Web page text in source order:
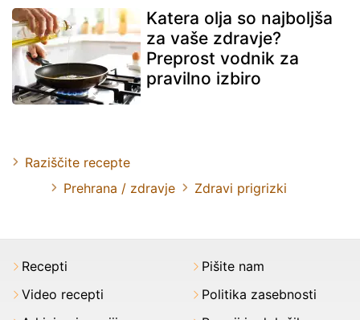
Katera olja so najboljša
za vaše zdravje?
Preprost vodnik za
pravilno izbiro
Raziščite recepte
Prehrana / zdravje
Zdravi prigrizki
Recepti
Video recepti
Pišite nam
Politika zasebnosti